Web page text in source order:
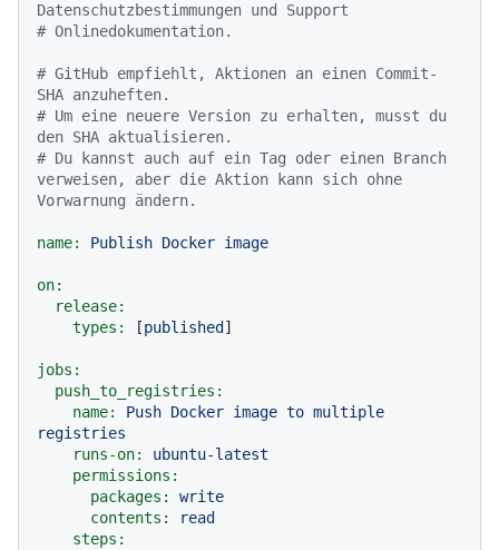
Datenschutzbestimmungen und Support
# Onlinedokumentation.
# GitHub empfiehlt, Aktionen an einen Commit-
SHA anzuheften.
# Um eine neuere Version zu erhalten, musst du
den SHA aktualisieren.
# Du kannst auch auf ein Tag oder einen Branch
verweisen, aber die Aktion kann sich ohne
Vorwarnung ändern.
name: Publish Docker image
on:
release:
types:
[published ]
jobs:
push_to_registries:
name:
Push Docker image to multiple
registries
runs-on:
ubuntu-latest
permissions:
packages:
write
contents:
read
steps: